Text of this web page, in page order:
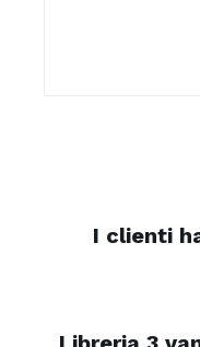
I clienti